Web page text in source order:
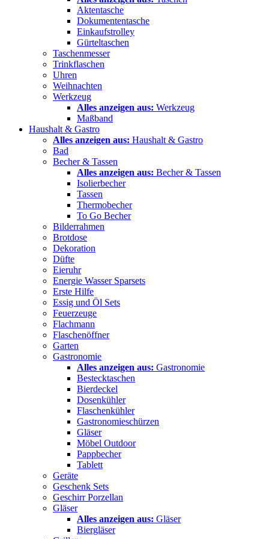
Aktentasche
Dokumententasche
Einkaufstrolley
Gürteltaschen
Taschenmesser
Trinkflaschen
Uhren
Weihnachten
Werkzeug
Alles anzeigen aus: Werkzeug
Maßband
Haushalt & Gastro
Alles anzeigen aus: Haushalt & Gastro
Bad
Becher & Tassen
Alles anzeigen aus: Becher & Tassen
Isolierbecher
Tassen
Thermobecher
To Go Becher
Bilderrahmen
Brotdose
Dekoration
Düfte
Eieruhr
Energie Wasser Sparsets
Erste Hilfe
Essig und Öl Sets
Feuerzeuge
Flachmann
Flaschenöffner
Garten
Gastronomie
Alles anzeigen aus: Gastronomie
Bestecktaschen
Bierdeckel
Dosenkühler
Flaschenkühler
Gastronomieschürzen
Gläser
Möbel Outdoor
Pappbecher
Tablett
Geräte
Geschenk Sets
Geschirr Porzellan
Gläser
Alles anzeigen aus: Gläser
Biergläser